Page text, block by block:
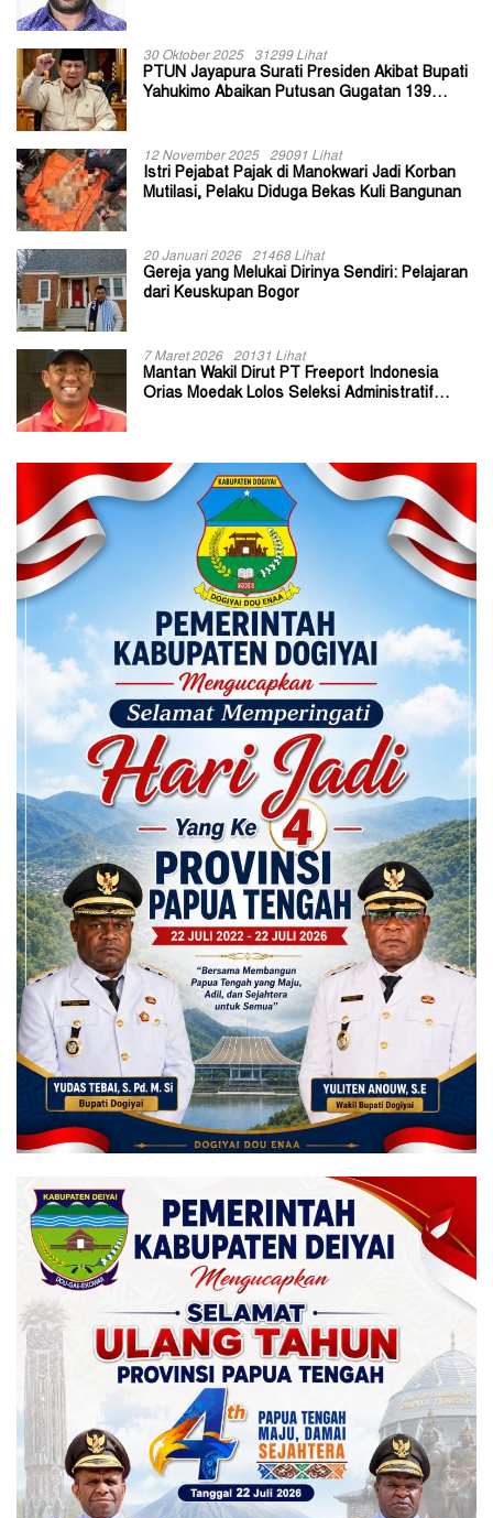
30 Oktober 2025 31299 Lihat
PTUN Jayapura Surati Presiden Akibat Bupati
Yahukimo Abaikan Putusan Gugatan 139
12 November 2025 29091 Lihat
Istri Pejabat Pajak di Manokwari Jadi Korban
Mutilasi, Pelaku Diduga Bekas Kuli Bangunan
20 Januari 2026 21468 Lihat
Gereja yang Melukai Dirinya Sendiri: Pelajaran
dari Keuskupan Bogor
7 Maret 2026 20131 Lihat
Mantan Wakil Dirut PT Freeport Indonesia
Orias Moedak Lolos Seleksi Administratif